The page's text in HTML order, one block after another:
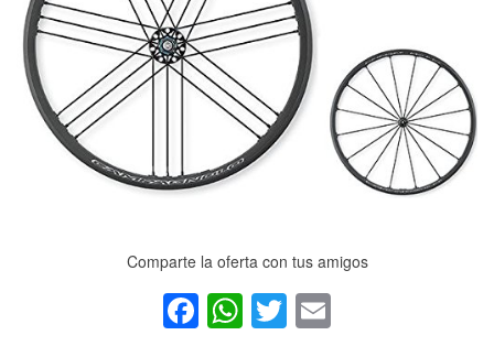
Comparte la oferta con tus amigos
Facebook
WhatsApp
Twitter